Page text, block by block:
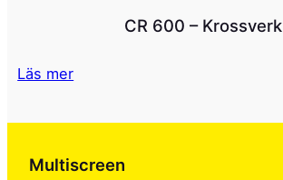
CR 600 – Krossverk
Läs mer
Multiscreen